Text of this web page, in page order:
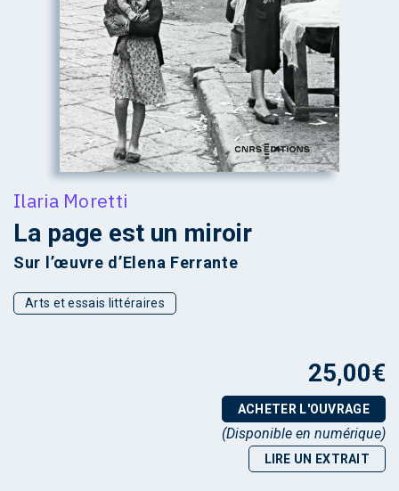
Ilaria Moretti
La page est un miroir
Sur l’œuvre d’Elena Ferrante
Arts et essais littéraires
25,00€
ACHETER L'OUVRAGE
(Disponible en numérique)
LIRE UN EXTRAIT